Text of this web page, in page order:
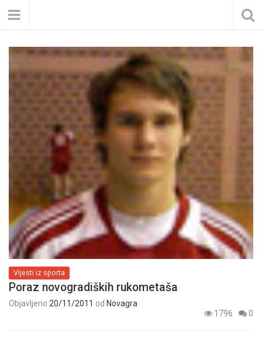
Vijesti iz sporta
Poraz novogradiških rukometaša
Objavljeno 20/11/2011 od Novagra
1796
0